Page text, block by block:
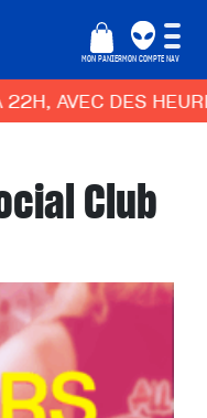
MON PANIERMON COMPTE NAV
DES HEURES
Club